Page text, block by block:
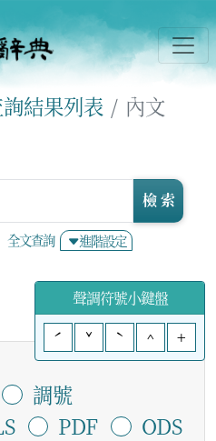
結果列表 內文
全文查詢 進階設定
檢 索
聲調符號小鍵盤
ˊ
ˇ ˋ ^ +
調號
PDF
ODS